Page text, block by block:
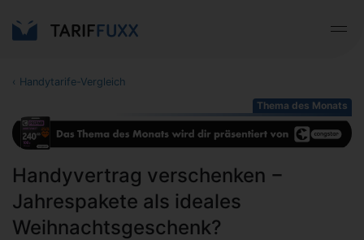
‹ Handytarife-Vergleich
Thema des Monats
Handyvertrag verschenken −
Jahrespakete als ideales
Weihnachtsgeschenk?